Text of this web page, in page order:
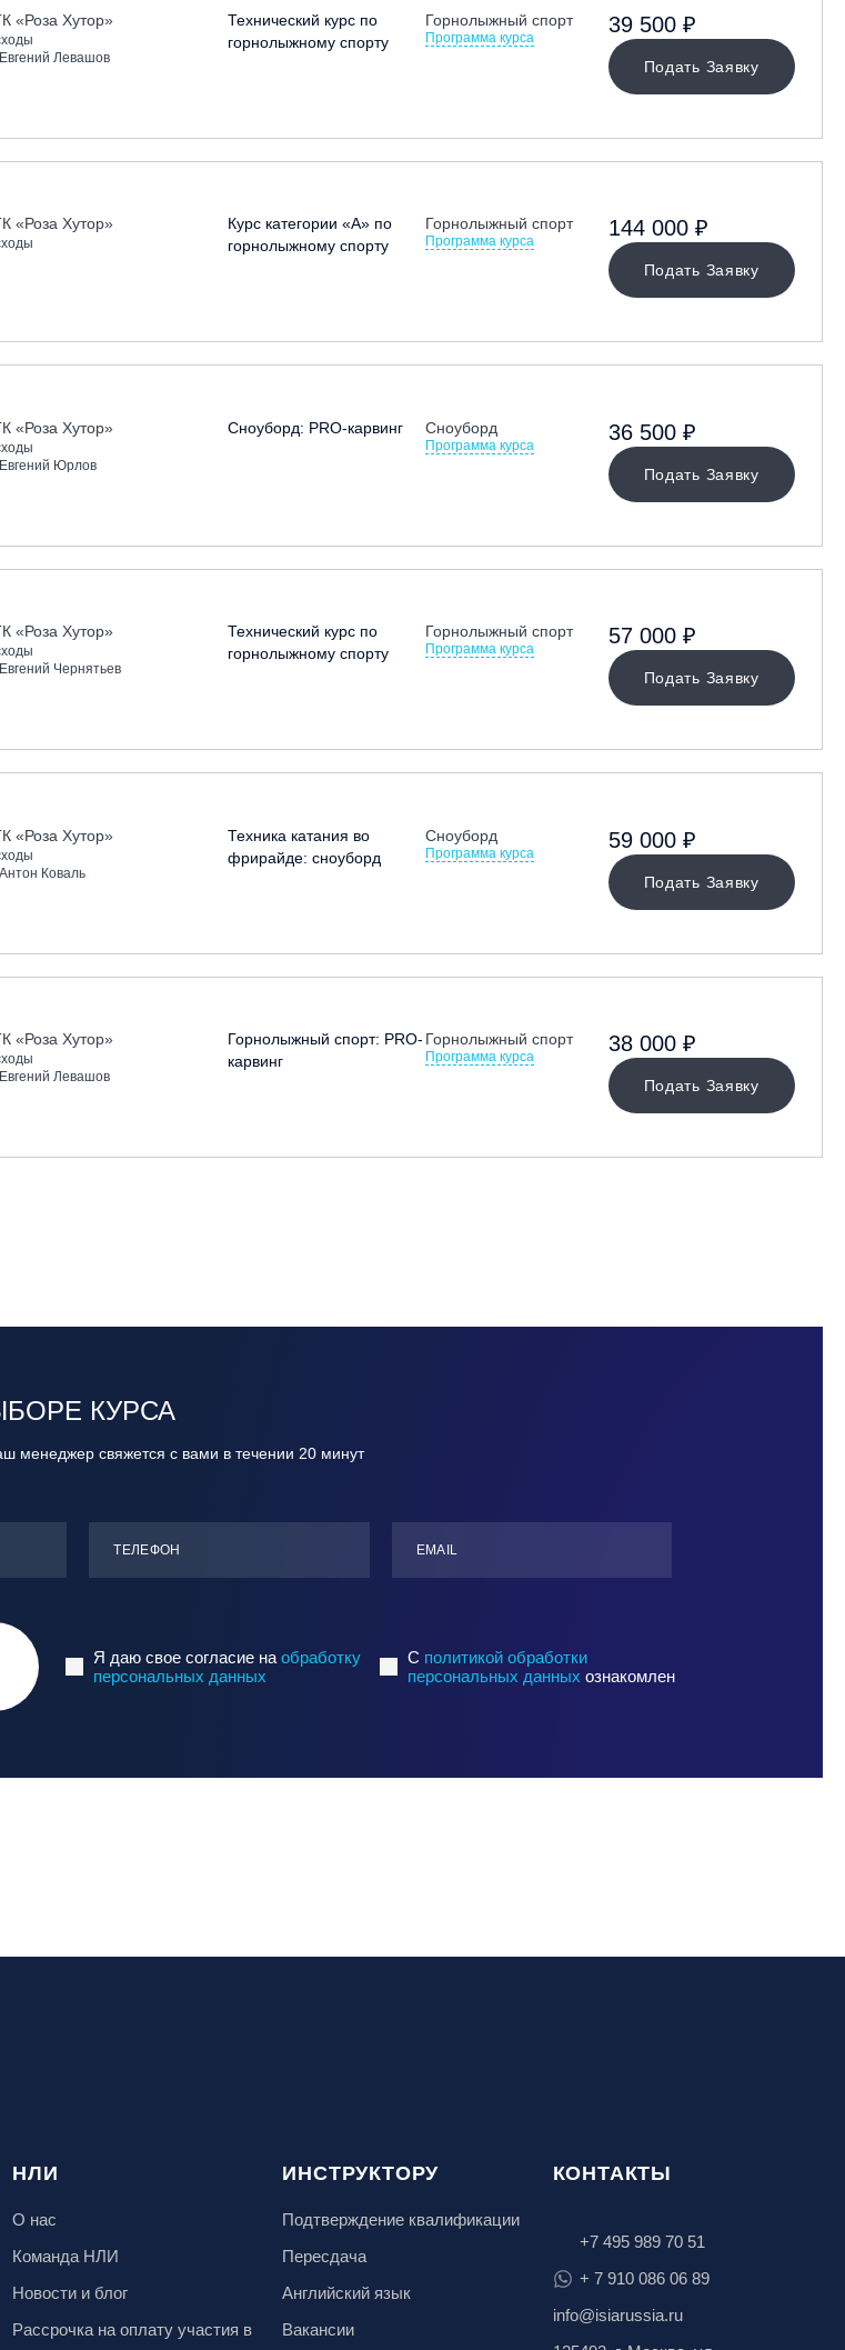
«Роза Хутор»
Левашов
Технический курс по
горнолыжному спорту
Горнолыжный спорт
Программа курса
Подать Заявку
39 500 ₽
«Роза Хутор»
Курс категории «А» по
горнолыжному спорту
Горнолыжный спорт
Программа курса
Подать Заявку
144 000 ₽
«Роза Хутор»
Юрлов
Сноуборд: PRO-карвинг Сноуборд
Программа курса
Подать Заявку
36 500 ₽
«Роза Хутор»
Чернятьев
Технический курс по
горнолыжному спорту
Горнолыжный спорт
Программа курса
Подать Заявку
57 000 ₽
«Роза Хутор»
Коваль
Техника катания во
фрирайде: сноуборд
Сноуборд
Программа курса
Подать Заявку
59 000 ₽
«Роза Хутор»
Левашов
Горнолыжный спорт: PRO-
карвинг
Горнолыжный спорт
Программа курса
Подать Заявку
38 000 ₽
КУРСА
менеджер свяжется с вами в течении 20 минут
ТЕЛЕФОН ЕMАIL
Я даю свое согласие наобработку
персональных данных
C политикой обработки
персональных данных ознакомлен
НЛИ
О нас
Команда НЛИ
Новости и блог
Рассрочка на оплату участия в
ИНСТРУКТОРУ
Подтверждение квалификации
Пересдача
Английский язык
Вакансии
КОНТАКТЫ
+7 495 989 70 51
+ 7 910 086 06 89
info@isiarussia.ru